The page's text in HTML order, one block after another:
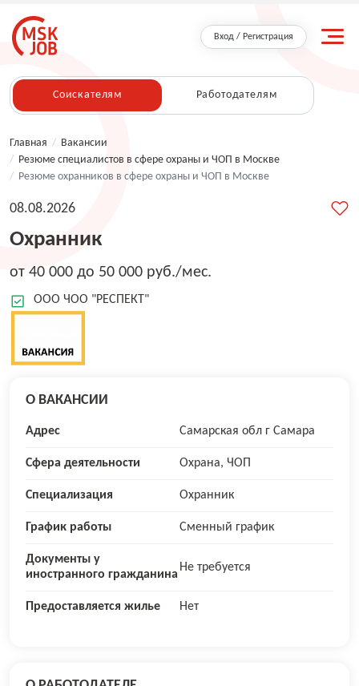
Вход / Регистрация
Соискателям Работодателям
Главная / Вакансии
/ Резюме специалистов в сфере охраны и ЧОП в Москве
/ Резюме охранников в сфере охраны и ЧОП в Москве
Охранник
08.08.2026
от 40 000 до 50 000 руб./мес.
ООО ЧОО "РЕСПЕКТ"
О ВАКАНСИИ
Адрес Самарская обл г Самара
Сфера деятельности Охрана, ЧОП
Специализация Охранник
График работы Сменный график
Документы у
иностранного гражданина
Не требуется
Предоставляется жилье Нет